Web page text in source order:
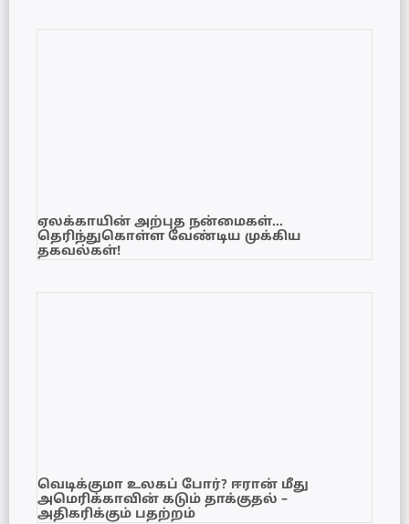
ஏலக்காயின் அற்புத நன்மைகள்…
தெரிந்துகொள்ள வேண்டிய முக்கிய
தகவல்கள்!
வெடிக்குமா உலகப் போர்? ஈரான் மீது
அமெரிக்காவின் கடும் தாக்குதல் –
அதிகரிக்கும் பதற்றம்